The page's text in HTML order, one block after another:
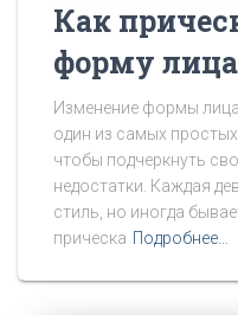
Как
форму
Изменение формы
один из самых
чтобы подчеркнуть
недостатки. Каждая
стиль, но иногда
прическа Подробнее…